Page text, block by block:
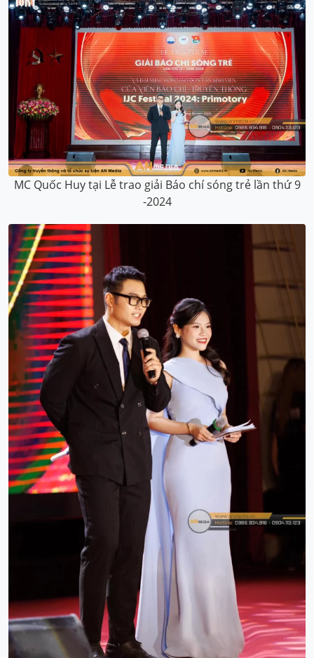
MC Quốc Huy tại Lễ trao giải Báo chí sóng trẻ lần thứ 9
-2024